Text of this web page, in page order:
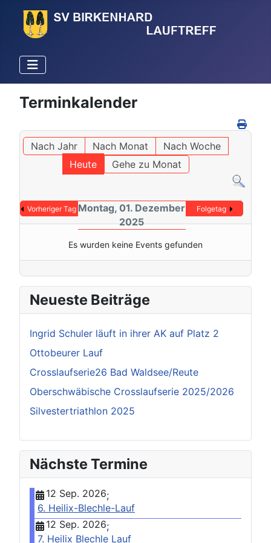
Terminkalender
Nach Jahr Nach Monat
Nach Woche
Heute
Gehe zu Monat
Vorheriger Tag Montag, 01. Dezember
2025
Folgetag
Es wurden keine Events gefunden
Neueste Beiträge
Ingrid Schuler läuft in ihrer AK auf Platz 2
Ottobeurer Lauf
Crosslaufserie26 Bad Waldsee/Reute
Oberschwäbische Crosslaufserie 2025/2026
Silvestertriathlon 2025
Nächste Termine
12 Sep. 2026;
6. Heilix-Blechle-Lauf
12 Sep. 2026;
7. Heilix Blechle Lauf